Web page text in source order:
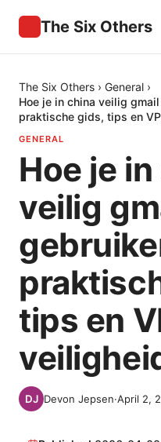
The Six Others
The Six Others › General ›
Hoe je in china veilig
praktische gids, tips en
GENERAL
Hoe je
veilig
tips en
Devon Jepsen·April 2,